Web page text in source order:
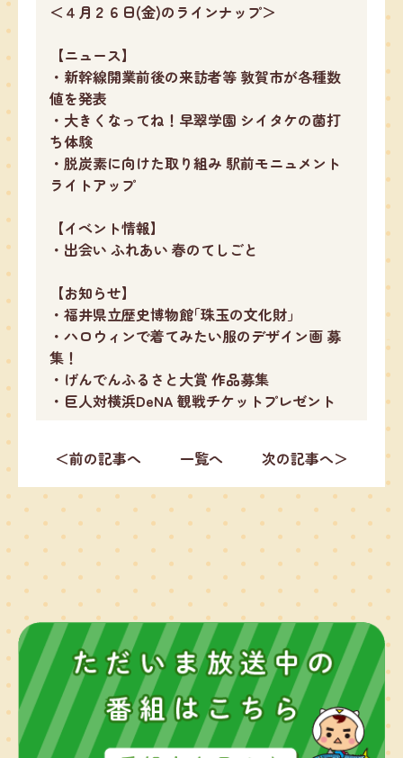
＜４月２６日(金)のラインナップ＞
【ニュース】
・新幹線開業前後の来訪者等 敦賀市が各種数
値を発表
・大きくなってね！早翠学園 シイタケの菌打
ち体験
・脱炭素に向けた取り組み 駅前モニュメント
ライトアップ
【イベント情報】
・出会い ふれあい 春のてしごと
【お知らせ】
・福井県立歴史博物館｢珠玉の文化財｣
・ハロウィンで着てみたい服のデザイン画 募
集！
・げんでんふるさと大賞 作品募集
・巨人対横浜DeNA 観戦チケットプレゼント
＜前の記事へ 一覧へ 次の記事へ＞